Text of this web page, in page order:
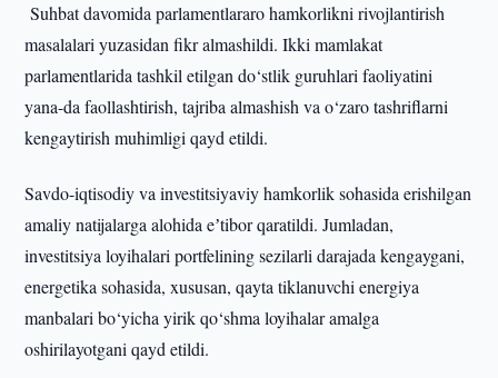
Suhbat davomida parlamentlararo hamkorlikni rivojlantirish
masalalari yuzasidan fikr almashildi. Ikki mamlakat
parlamentlarida tashkil etilgan do‘stlik guruhlari faoliyatini
yana-da faollashtirish, tajriba almashish va o‘zaro tashriflarni
kengaytirish muhimligi qayd etildi.
Savdo-iqtisodiy va investitsiyaviy hamkorlik sohasida erishilgan
amaliy natijalarga alohida eʼtibor qaratildi. Jumladan,
investitsiya loyihalari portfelining sezilarli darajada kengaygani,
energetika sohasida, xususan, qayta tiklanuvchi energiya
manbalari bo‘yicha yirik qo‘shma loyihalar amalga
oshirilayotgani qayd etildi.